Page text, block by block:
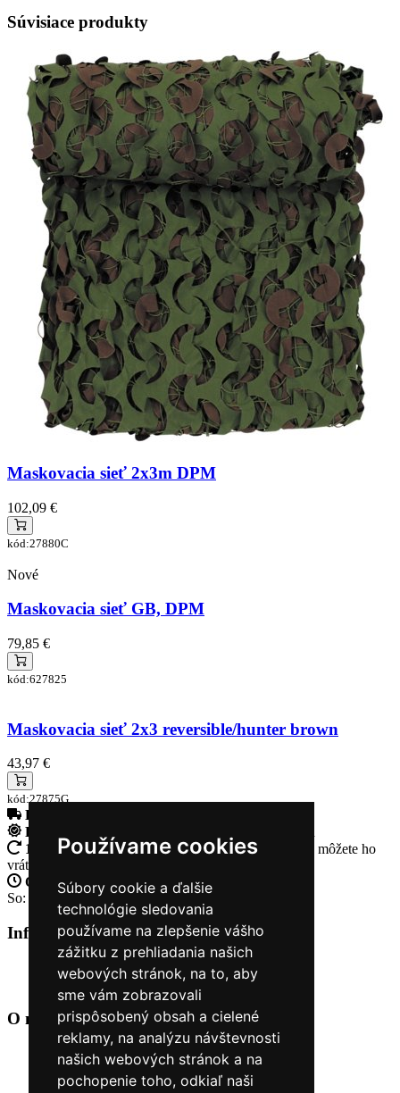
Používame cookies
Súbory cookie a ďalšie
technológie sledovania
používame na zlepšenie vášho
zážitku z prehliadania našich
webových stránok, na to, aby
sme vám zobrazovali
prispôsobený obsah a cielené
reklamy, na analýzu návštevnosti
našich webových stránok a na
pochopenie toho, odkiaľ naši
Súvisiace produkty
Maskovacia sieť 2x3m DPM
102,09 €
kód:27880C
Nové
Maskovacia sieť GB, DPM
79,85 €
kód:627825
Maskovacia sieť 2x3 reversible/hunter brown
43,97 €
kód:27875G
Doprava zadarmo
Rýchle dodanie
Tovar Vám odošleme do 24 hodín
14 Dní na vrátenie tovaruAk Vám tovar nesadne, môžete ho
vrátiť
Otvorené celý týždeňPo - pia: 8:30 - 16:30
So: 9:00 - 12:00
Informácie+
O nás
Kontakt
O nás +
Obchodné podmienky
Nákup na splátky cez Quatro